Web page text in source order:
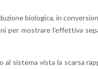
bio­lo­g­i­ca, in
per mo­stra­re l’ef­fet­ti­va
al si­ste­ma vista la scar­sa